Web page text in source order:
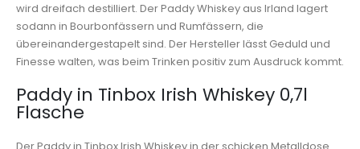
wird dreifach destilliert. Der Paddy Whiskey aus Irland lagert
sodann in Bourbonfässern und Rumfässern, die
übereinandergestapelt sind. Der Hersteller lässt Geduld und
Finesse walten, was beim Trinken positiv zum Ausdruck kommt.
Paddy in Tinbox Irish Whiskey 0,7l
Flasche